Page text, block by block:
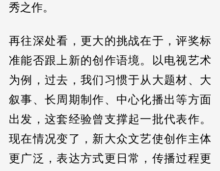
秀之作。
再往深处看，更大的挑战在于，评奖标
准能否跟上新的创作语境。以电视艺术
为例，过去，我们习惯于从大题材、大
叙事、长周期制作、中心化播出等方面
出发，这套经验曾支撑起一批代表作。
现在情况变了，新大众文艺使创作主体
更广泛，表达方式更日常，传播过程更